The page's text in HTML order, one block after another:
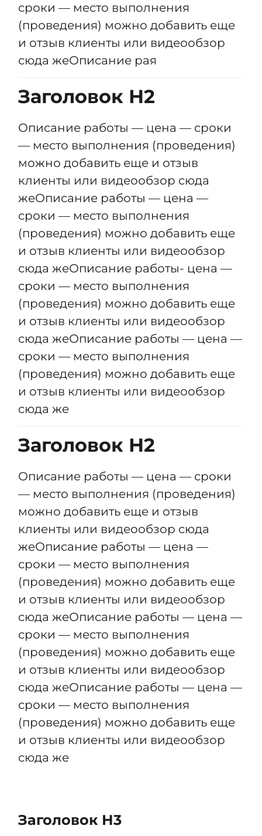
сроки — место выполнения
(проведения) можно добавить еще
и отзыв клиенты или видеообзор
сюда жеОписание рая
Заголовок Н2
Описание работы — цена — сроки
— место выполнения (проведения)
можно добавить еще и отзыв
клиенты или видеообзор сюда
жеОписание работы — цена —
сроки — место выполнения
(проведения) можно добавить еще
и отзыв клиенты или видеообзор
сюда жеОписание работы- цена —
сроки — место выполнения
(проведения) можно добавить еще
и отзыв клиенты или видеообзор
сюда жеОписание работы — цена —
сроки — место выполнения
(проведения) можно добавить еще
и отзыв клиенты или видеообзор
сюда же
Заголовок Н2
Описание работы — цена — сроки
— место выполнения (проведения)
можно добавить еще и отзыв
клиенты или видеообзор сюда
жеОписание работы — цена —
сроки — место выполнения
(проведения) можно добавить еще
и отзыв клиенты или видеообзор
сюда жеОписание работы — цена —
сроки — место выполнения
(проведения) можно добавить еще
и отзыв клиенты или видеообзор
сюда жеОписание работы — цена —
сроки — место выполнения
(проведения) можно добавить еще
и отзыв клиенты или видеообзор
сюда же
Заголовок Н3